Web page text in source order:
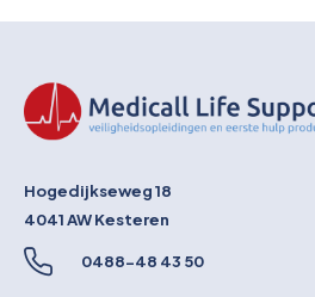
Hogedijkseweg 18
4041 AWKesteren
0488-48 43 50